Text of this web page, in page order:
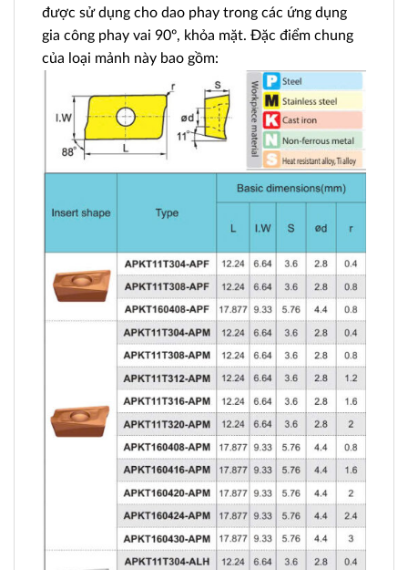
được sử dụng cho dao phay trong các ứng dụng
gia công phay vai 90º, khỏa mặt. Đặc điểm chung
của loại mảnh này bao gồm: